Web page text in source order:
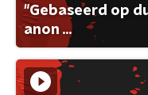
"Gebaseerd op
anon ...